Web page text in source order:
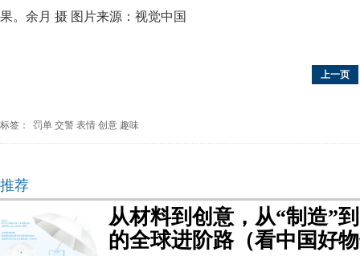
果。余月 摄 图片来源：视觉中国
上一页
标签： 罚单 交警 表情 创意 趣味
推荐
从材料到创意，从“制造”
的全球进阶路（看中国好